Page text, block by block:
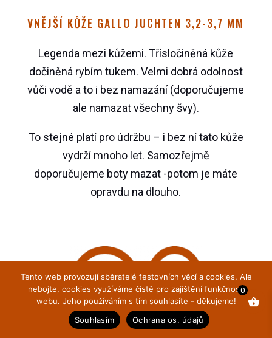
VNĚJŠÍ KŮŽE GALLO JUCHTEN 3,2-3,7 MM
Legenda mezi kůžemi. Třísločiněná kůže
dočiněná rybím tukem. Velmi dobrá odolnost
vůči vodě a to i bez namazání (doporučujeme
ale namazat všechny švy).
To stejné platí pro údržbu – i bez ní tato kůže
vydrží mnoho let. Samozřejmě
doporučujeme boty mazat -potom je máte
opravdu na dlouho.
0
Tento web provozují sběratelé festovních věcí a cookies. Ale
nebojte, cookies využíváme čistě pro zajištění funkčnosti
webu. Jeho používáním s tím souhlasíte - děkujeme!
Souhlasím
Ochrana os. údajů